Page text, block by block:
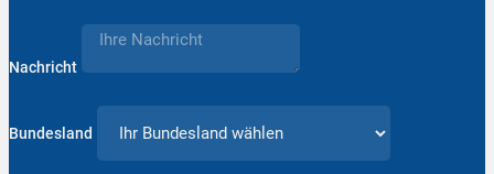
Nachricht
Bundesland